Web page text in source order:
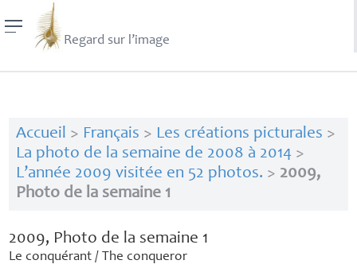
Regard sur l’image
Accueil > Français > Les créations picturales >
La photo de la semaine de 2008 à 2014>
L’année 2009 visitée en 52 photos. > 2009,
Photo de la semaine 1
2009, Photo de la semaine 1
Le conquérant / The conqueror